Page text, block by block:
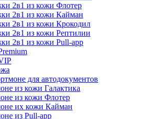
2в1 из кожи Флотер
2в1 из кожи Кайман
2в1 из кожи Крокодил
2в1 из кожи Рептилии
2в1 из кожи Pull-app
для автодокументов
из кожи Галактика
из кожи Флотер
их кожи Кайман
из Pull-app